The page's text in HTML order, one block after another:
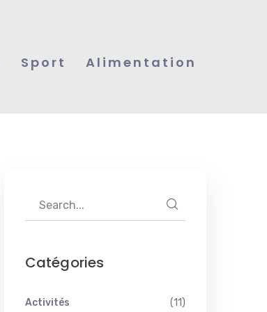
Sport Alimentation
Catégories
Activités (11)